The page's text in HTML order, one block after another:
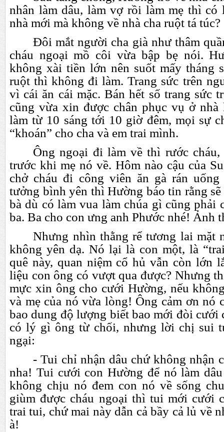
nhân làm dâu, làm vợ rồi làm mẹ thì có
nhà mới mà không về nhà cha ruột tá túc?
Đôi mắt người cha già như thâm
cháu ngoại mồ côi vừa bập bẹ nói.
không xài tiền lớn nên suốt mấy tháng
ruột thì không đi làm. Trang sức trên
vì cái ăn cái mặc. Bán hết số trang sức
cũng vừa xin được chân phục vụ ở nhà
làm từ 10 sáng tới 10 giờ đêm, mọi sự
“khoán” cho cha và em trai mình.
Ông ngoại đi làm về thì rước
trước khi mẹ nó về. Hôm nào cậu của
chở cháu đi công viên ăn gà rán uống
tưởng bình yên thì Hường báo tin rằng
bà dù có làm vua làm chúa gì cũng phải
ba. Ba cho con ưng anh Phước nhé! Ảnh
Nhưng nhìn thằng rể tương lai mặt
không yên dạ. Nó lại là con một, là
quê này, quan niệm cổ hủ vẫn còn lớn
liệu con ông có vượt qua được? Nhưng
mực xin ông cho cưới Hường, nếu
và mẹ của nó vừa lòng! Ông cảm ơn nó
bao dung độ lượng biết bao mới đòi cưới
có lý gì ông từ chối, nhưng lời chị sui
ngại:
- Tui chỉ nhận dâu chứ không nhận
nha! Tui cưới con Hường để nó làm
không chịu nó đem con nó về sống
giùm được cháu ngoại thì tui mới cưới
trai tui, chứ mai này dẫn cả bầy cả lủ về
à!